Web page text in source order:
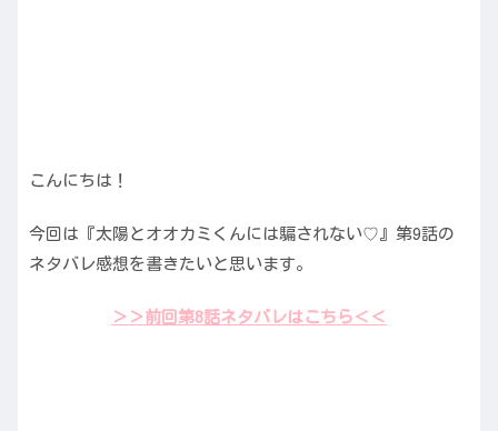
こんにちは！
今回は『太陽とオオカミくんには騙されない♡』第9話の
ネタバレ感想を書きたいと思います。
＞＞前回第8話ネタバレはこちら＜＜